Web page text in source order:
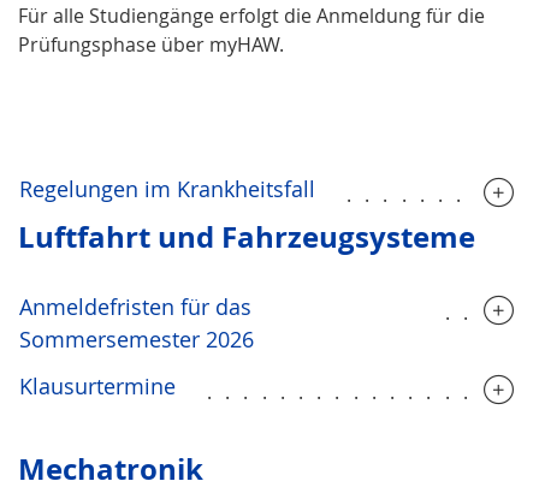
Für alle Studiengänge erfolgt die Anmeldung für die
Prüfungsphase über myHAW.
Regelungen im Krankheitsfall
Luftfahrt und Fahrzeugsysteme
Anmeldefristen für das
Sommersemester 2026
Klausurtermine
Mechatronik